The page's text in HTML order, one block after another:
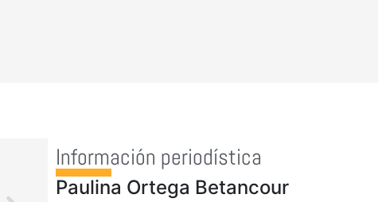
Información periodística
Paulina Ortega Betancour